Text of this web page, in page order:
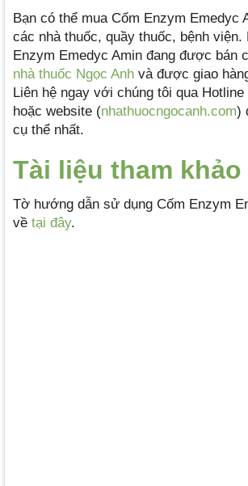
Bạn có thể mua Cốm Enzym Emedyc
các nhà thuốc, quầy thuốc, bệnh viện.
Enzym Emedyc Amin đang được bán
nhà thuốc Ngọc Anh và được giao
Liên hệ ngay với chúng tôi qua Hotline
hoặc website (nhathuocngocanh.com)
cụ thể nhất.
Tài liệu tham khảo
Tờ hướng dẫn sử dụng Cốm Enzym
về tại đây.